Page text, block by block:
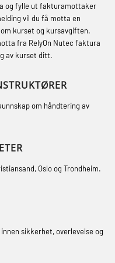
(OFA102)
(OFABLE101)
(GMDSS)
offshore for
(Blended with
offiserer
Offiserer
med
offiserer 24 t
(MFA1081)
Norge til
(OFA107)
–
på
(LSP103)
og fylle ut fakturamottaker
vil du få motta en
kurset og kursavgiften.
fra RelyOn Nutec faktura
av kurset ditt.
om håndtering av
Oslo og Trondheim.
sikkerhet, overlevelse og